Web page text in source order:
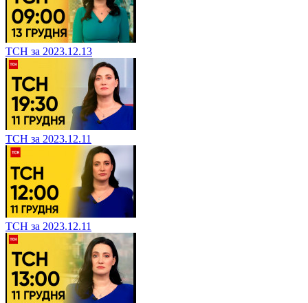
ТСН за 2023.12.13
ТСН за 2023.12.11
ТСН за 2023.12.11